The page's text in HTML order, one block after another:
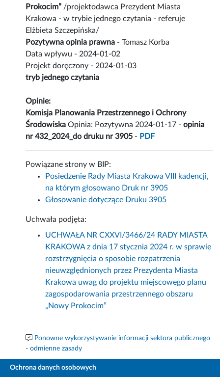
Prokocim” /projektodawca Prezydent Miasta
Krakowa - w trybie jednego czytania - referuje
Elżbieta Szczepińska/
Pozytywna opinia prawna - Tomasz Korba
Data wpływu - 2024-01-02
Projekt doręczony - 2024-01-03
tryb jednego czytania
Opinie:
Komisja Planowania Przestrzennego i Ochrony
Środowiska Opinia: Pozytywna 2024-01-17 -opinia
nr 432_2024_do druku nr 3905 - PDF
Powiązane strony w BIP:
Posiedzenie Rady Miasta Krakowa VIII kadencji,
na którym głosowano Druk nr 3905
Głosowanie dotyczące Druku 3905
Uchwała podjęta:
UCHWAŁA NR CXXVI/3466/24 RADY MIASTA
KRAKOWA z dnia 17 stycznia 2024 r. w sprawie
rozstrzygnięcia o sposobie rozpatrzenia
nieuwzględnionych przez Prezydenta Miasta
Krakowa uwag do projektu miejscowego planu
zagospodarowania przestrzennego obszaru
„Nowy Prokocim”
Ponowne wykorzystywanie informacji sektora publicznego
- odmienne zasady
Ochrona danych osobowych